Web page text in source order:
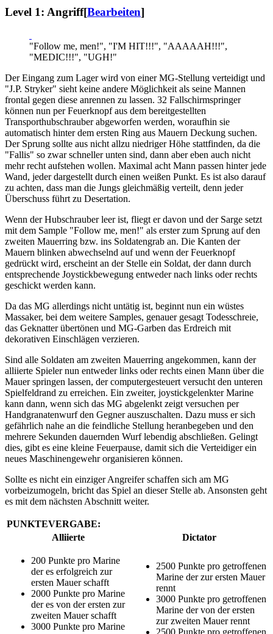
Level 1: Angriff[Bearbeiten]
"Follow me, men!", "I'M HIT!!!", "AAAAAH!!!",
"MEDIC!!!", "UGH!"
Der Eingang zum Lager wird von einer MG-Stellung verteidigt und
"J.P. Stryker" sieht keine andere Möglichkeit als seine Mannen
frontal gegen diese anrennen zu lassen. 32 Fallschirmspringer
können nun per Feuerknopf aus dem bereitgestellten
Transporthubschrauber abgeworfen werden, woraufhin sie
automatisch hinter dem ersten Ring aus Mauern Deckung suchen.
Der Sprung sollte aus nicht allzu niedriger Höhe stattfinden, da die
"Fallis" so zwar schneller unten sind, dann aber eben auch nicht
mehr recht aufstehen wollen. Maximal acht Mann passen hinter jede
Wand, jeder dargestellt durch einen weißen Punkt. Es ist also darauf
zu achten, dass man die Jungs gleichmäßig verteilt, denn jeder
Überschuss führt zu Desertation.
Wenn der Hubschrauber leer ist, fliegt er davon und der Sarge setzt
mit dem Sample "Follow me, men!" als erster zum Sprung auf den
zweiten Mauerring bzw. ins Soldatengrab an. Die Kanten der
Mauern blinken abwechselnd auf und wenn der Feuerknopf
gedrückt wird, erscheint an der Stelle ein Soldat, der dann durch
entsprechende Joystickbewegung entweder nach links oder rechts
geschickt werden kann.
Da das MG allerdings nicht untätig ist, beginnt nun ein wüstes
Massaker, bei dem weitere Samples, genauer gesagt Todesschreie,
das Geknatter übertönen und MG-Garben das Erdreich mit
dekorativen Einschlägen verzieren.
Sind alle Soldaten am zweiten Mauerring angekommen, kann der
alliierte Spieler nun entweder links oder rechts einen Mann über die
Mauer springen lassen, der computergesteuert versucht den unteren
Spielfeldrand zu erreichen. Ein zweiter, joystickgelenkter Marine
kann dann, wenn sich das MG abgelenkt zeigt versuchen per
Handgranatenwurf den Gegner auszuschalten. Dazu muss er sich
gefährlich nahe an die feindliche Stellung heranbegeben und den
mehrere Sekunden dauernden Wurf lebendig abschließen. Gelingt
dies, gibt es eine kleine Feuerpause, damit sich die Verteidiger ein
neues Maschinengewehr organisieren können.
Sollte es nicht ein einziger Angreifer schaffen sich am MG
vorbeizumogeln, bricht das Spiel an dieser Stelle ab. Ansonsten geht
es mit dem nächsten Abschnitt weiter.
PUNKTEVERGABE:
Alliierte
Dictator
200 Punkte pro Marine
der es erfolgreich zur
ersten Mauer schafft
2000 Punkte pro Marine
der es von der ersten zur
zweiten Mauer schafft
3000 Punkte pro Marine
2500 Punkte pro getroffenen
Marine der zur ersten Mauer
rennt
3000 Punkte pro getroffenen
Marine der von der ersten
zur zweiten Mauer rennt